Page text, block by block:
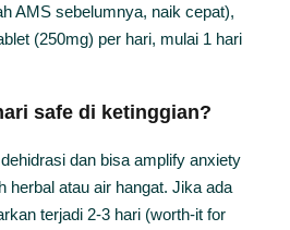
AMS sebelumnya, naik cepat),
(250mg) per hari, mulai 1 hari
safe di ketinggian?
dan bisa amplify anxiety
herbal atau air hangat. Jika ada
terjadi 2-3 hari (worth-it for